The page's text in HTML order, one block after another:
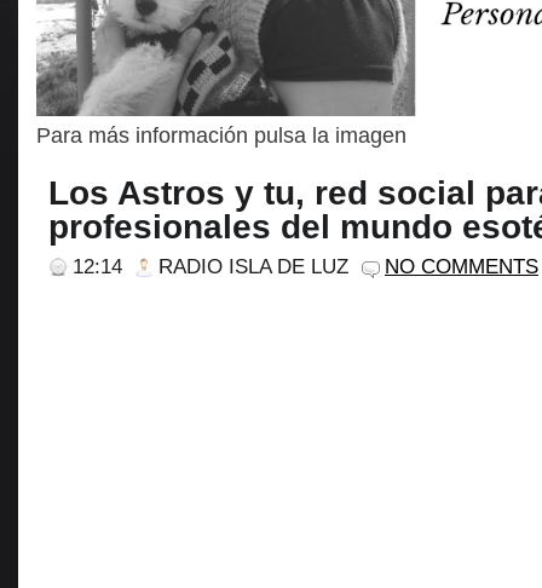
Para más información pulsa la imagen
Los Astros y tu, red social
profesionales del mundo
12:14 RADIO ISLA DE LUZ NO COMMENTS